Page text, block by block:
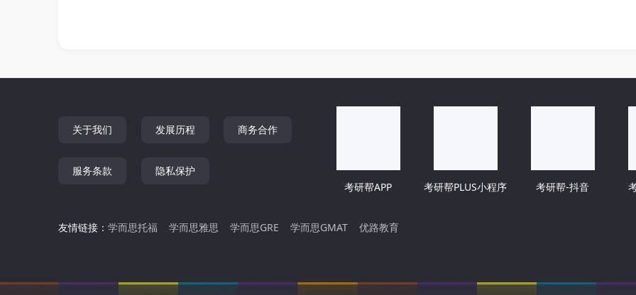
关于我们 发展历程 商务合作
服务条款
隐私保护
考研帮APP
考研帮PLUS小程序 考研帮-抖音
友情链接： 学而思托福 学而思雅思 学而思GRE 学而思GMAT 优路教育